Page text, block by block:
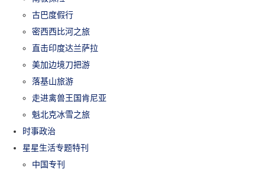
古巴度假行
密西西比河之旅
直击印度达兰萨拉
美加边境刀把游
落基山旅游
走进禽兽王国肯尼亚
魁北克冰雪之旅
时事政治
星星生活专题特刊
中国专刊